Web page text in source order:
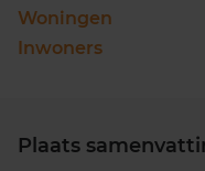
Zoek een woning
Woningen
Inwoners
Plaats